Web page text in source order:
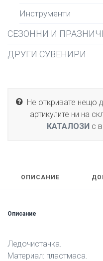
Инструменти
СЕЗОННИ И
ДРУГИ СУВЕНИРИ
Не откривате нещо
артикулите ни на
КАТАЛОЗИс
ОПИСАНИЕ
Описание
Ледочистачка.
Материал: пластмаса.